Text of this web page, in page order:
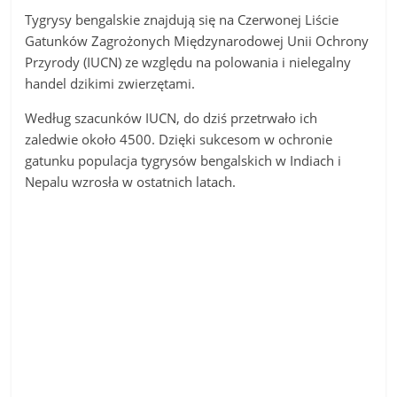
Tygrysy bengalskie znajdują się na Czerwonej Liście
Gatunków Zagrożonych Międzynarodowej Unii Ochrony
Przyrody (IUCN) ze względu na polowania i nielegalny
handel dzikimi zwierzętami.
Według szacunków IUCN, do dziś przetrwało ich
zaledwie około 4500. Dzięki sukcesom w ochronie
gatunku populacja tygrysów bengalskich w Indiach i
Nepalu wzrosła w ostatnich latach.